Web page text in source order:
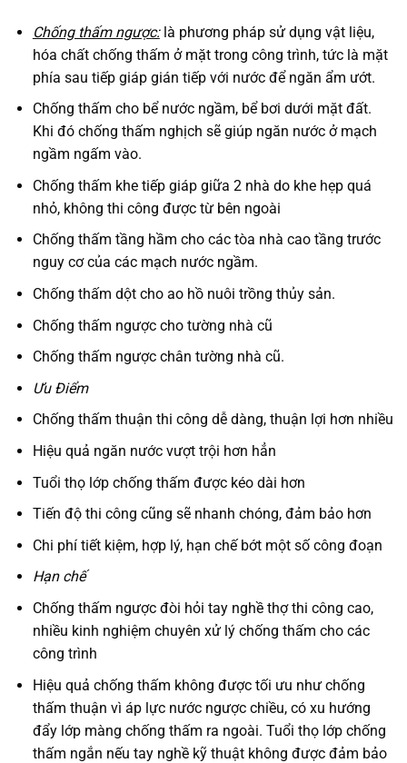
Chống thấm ngược:là phương pháp sử dụng vật liệu,
hóa chất chống thấm ở mặt trong công trình, tức là mặt
phía sau tiếp giáp gián tiếp với nước để ngăn ẩm ướt.
Chống thấm cho bể nước ngầm, bể bơi dưới mặt đất.
Khi đó chống thấm nghịch sẽ giúp ngăn nước ở mạch
ngầm ngấm vào.
Chống thấm khe tiếp giáp giữa 2 nhà do khe hẹp quá
nhỏ, không thi công được từ bên ngoài
Chống thấm tầng hầm cho các tòa nhà cao tầng trước
nguy cơ của các mạch nước ngầm.
Chống thấm dột cho ao hồ nuôi trồng thủy sản.
Chống thấm ngược cho tường nhà cũ
Chống thấm ngược chân tường nhà cũ.
Ưu Điểm
Chống thấm thuận thi công dễ dàng, thuận lợi hơn nhiều
Hiệu quả ngăn nước vượt trội hơn hẳn
Tuổi thọ lớp chống thấm được kéo dài hơn
Tiến độ thi công cũng sẽ nhanh chóng, đảm bảo hơn
Chi phí tiết kiệm, hợp lý, hạn chế bớt một số công đoạn
Hạn chế
Chống thấm ngược đòi hỏi tay nghề thợ thi công cao,
nhiều kinh nghiệm chuyên xử lý chống thấm cho các
công trình
Hiệu quả chống thấm không được tối ưu như chống
thấm thuận vì áp lực nước ngược chiều, có xu hướng
đẩy lớp màng chống thấm ra ngoài. Tuổi thọ lớp chống
thấm ngắn nếu tay nghề kỹ thuật không được đảm bảo